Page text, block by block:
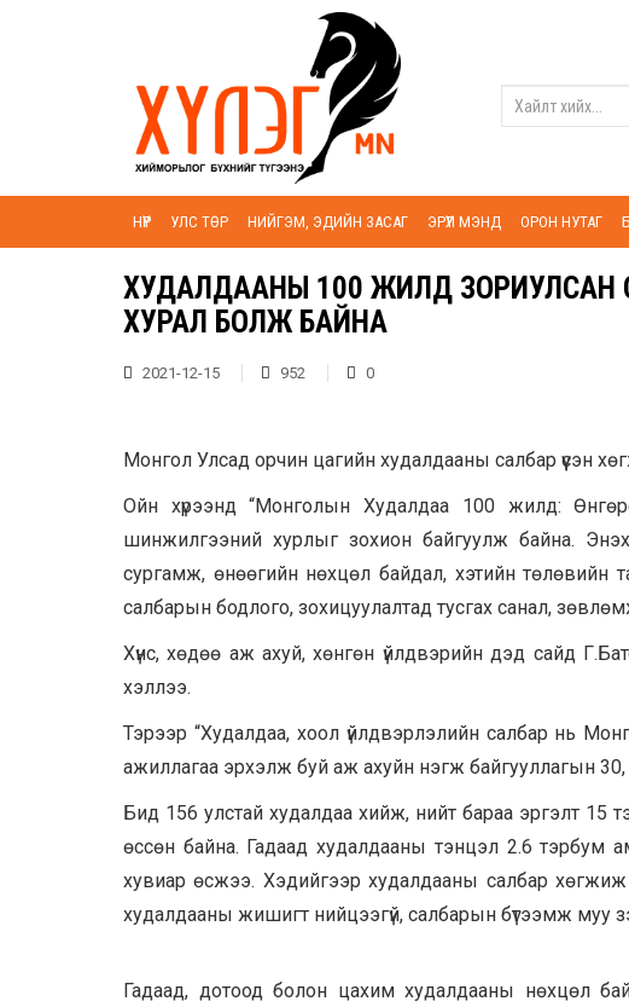
НҮҮР УЛС ТӨР НИЙГЭМ, ЭДИЙН ЗАСАГ ЭРҮҮЛ МЭНД ОРОН НУТАГ
ХУДАЛДААНЫ 100 ЖИЛД
ХУРАЛ БОЛЖ БАЙНА
2021-12-15 952 0
Монгол Улсад орчин цагийн худалдааны салбар үүсэн
Ойн хүрээнд “Монголын Худалдаа 100 жилд:
шинжилгээний хурлыг зохион байгуулж байна.
сургамж, өнөөгийн нөхцөл байдал, хэтийн төлөвийн
салбарын бодлого, зохицуулалтад тусгах санал,
Хүнс, хөдөө аж ахуй, хөнгөн үйлдвэрийн дэд сайд
хэллээ.
Тэрээр “Худалдаа, хоол үйлдвэрлэлийн салбар нь
ажиллагаа эрхэлж буй аж ахуйн нэгж байгууллагын 30,
Бид 156 улстай худалдаа хийж, нийт бараа эргэлт 15
өссөн байна. Гадаад худалдааны тэнцэл 2.6 тэрбум
хувиар өсжээ. Хэдийгээр худалдааны салбар
худалдааны жишигт нийцээгүй, салбарын бүтээмж муу
Гадаад, дотоод болон цахим худалдааны нөхцөл